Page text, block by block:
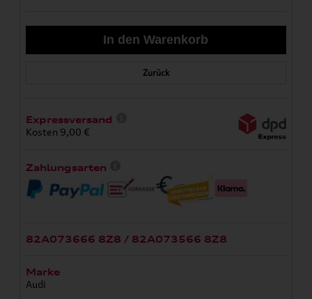
Zurück
Expressversand
Kosten 9,00 €
Zahlungsarten
82A073666 8Z8 / 82A073566 8Z8
Marke
Audi